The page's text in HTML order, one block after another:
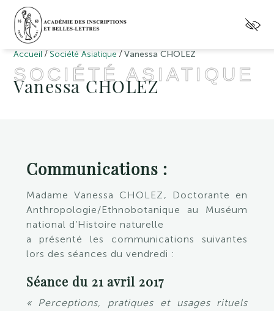
Accueil / Société Asiatique /Vanessa CHOLEZ
SOCIÉTÉ ASIATIQUE
Vanessa CHOLEZ
Communications :
Madame Vanessa CHOLEZ , Doctorante en
Anthropologie/Ethnobotanique au Muséum
national d’Histoire naturelle
a présenté les communications suivantes
lors des séances du vendredi :
Séance du 21 avril 2017
« Perceptions, pratiques et usages rituels